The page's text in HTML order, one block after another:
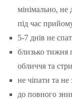
мінімально,
під час
5-7 днів не
близько тижня
обличчя та
не чіпати та не
до повного